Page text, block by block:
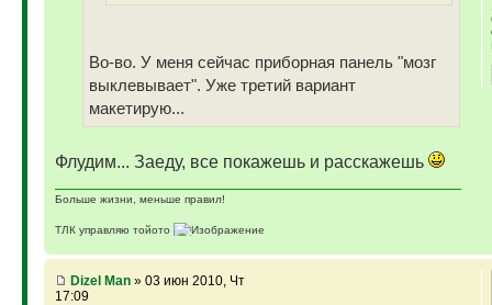
Во-во. У меня сейчас приборная панель "мозг
выклевывает". Уже третий вариант
макетирую...
Флудим... Заеду, все покажешь и расскажешь
Больше жизни, меньше правил!
ТЛК управляю тойото
ГАЗ-69 рок-н-ролл - еще одна задумка
Если что, на связи (909)640-3030
Dizel Man» 03 июн 2010, Чт
17:09